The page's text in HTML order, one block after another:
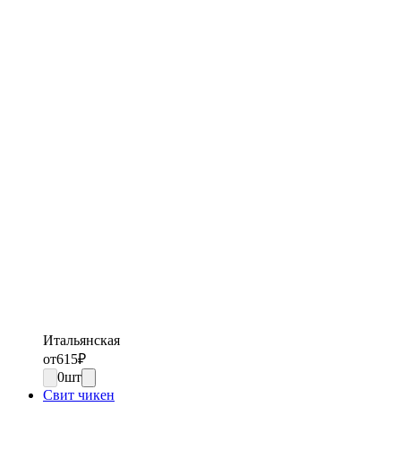
Итальянская
от615₽
0шт
Свит чикен